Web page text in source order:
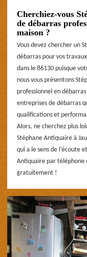
Cherchiez-vous
de débarras
maison ?
Vous devez chercher un
débarras pour vos
dans le 86130 puisque
nous vous présentons
professionnel en
entreprises de débarras
qualifications et
Alors, ne cherchez plus
Stéphane Antiquaire à
qui a le sens de l’écoute
Antiquaire par téléphone
gratuitement !